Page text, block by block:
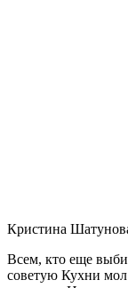
Кристина
Всем, кто еще
советую Кухни